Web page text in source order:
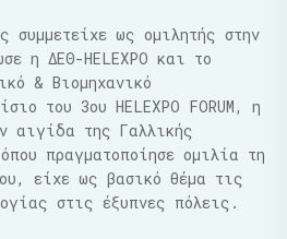
ως ομιλητής στην
η ΔΕΘ-HELEXPO και το
& Βιομηχανικό
του 3ου HELEXPO FORUM, η
αιγίδα της Γαλλικής
πραγματοποίησε ομιλία τη
είχε ως βασικό θέμα τις
στις έξυπνες πόλεις.